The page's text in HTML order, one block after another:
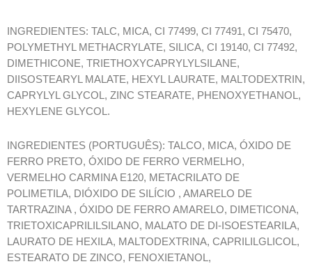
INGREDIENTES: TALC, MICA, CI 77499, CI 77491, CI 75470,
POLYMETHYL METHACRYLATE, SILICA, CI 19140, CI 77492,
DIMETHICONE, TRIETHOXYCAPRYLYLSILANE,
DIISOSTEARYL MALATE, HEXYL LAURATE, MALTODEXTRIN,
CAPRYLYL GLYCOL, ZINC STEARATE, PHENOXYETHANOL,
HEXYLENE GLYCOL.
INGREDIENTES (PORTUGUÊS): TALCO, MICA, ÓXIDO DE
FERRO PRETO, ÓXIDO DE FERRO VERMELHO,
VERMELHO CARMINA E120, METACRILATO DE
POLIMETILA, DIÓXIDO DE SILÍCIO , AMARELO DE
TARTRAZINA , ÓXIDO DE FERRO AMARELO, DIMETICONA,
TRIETOXICAPRILILSILANO, MALATO DE DI-ISOESTEARILA,
LAURATO DE HEXILA, MALTODEXTRINA, CAPRILILGLICOL,
ESTEARATO DE ZINCO, FENOXIETANOL,